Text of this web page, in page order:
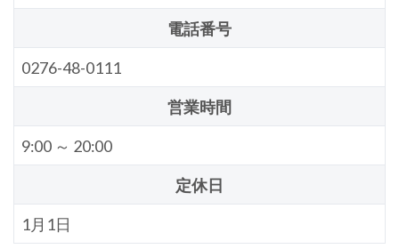
電話番号
0276-48-0111
営業時間
9:00 ～ 20:00
定休日
1月1日